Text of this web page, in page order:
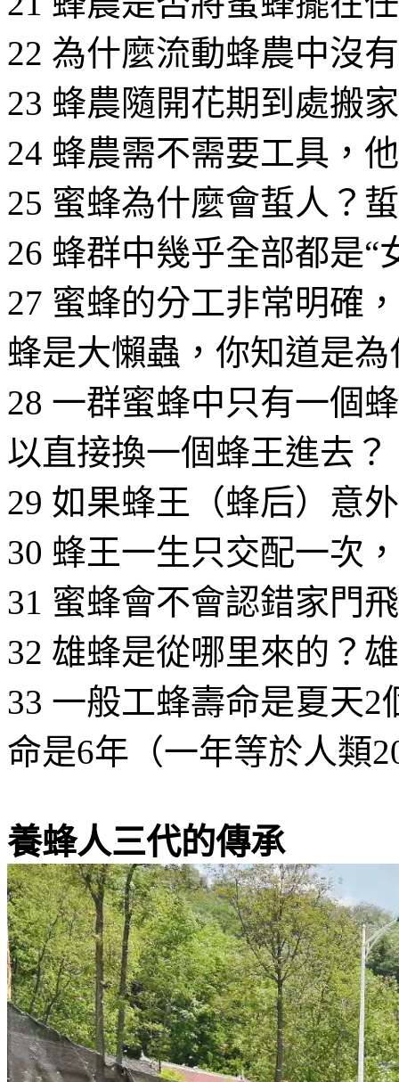
22 為什麼流動蜂農中沒
23 蜂農隨開花期到處搬
24 蜂農需不需要工具，
25 蜜蜂為什麼會蜇人？
26 蜂群中幾乎全部都是“
27 蜜蜂的分工非常明確
蜂是大懶蟲，你知道是
28 一群蜜蜂中只有一個
以直接換一個蜂王進去？
29 如果蜂王（蜂后）意
30 蜂王一生只交配一次
31 蜜蜂會不會認錯家門
32 雄蜂是從哪里來的？
33 一般工蜂壽命是夏天
命是6年（一年等於人類
養蜂人三代的傳承